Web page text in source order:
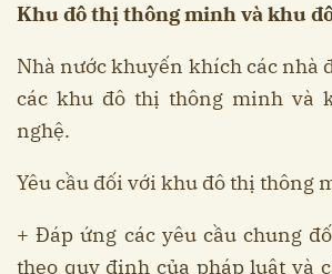
Khu đô thị thông minh và khu
Nhà nước khuyến khích các nhà
các khu đô thị thông minh và
nghệ.
Yêu cầu đối với khu đô thị thông
+ Đáp ứng các yêu cầu chung
theo quy định của pháp luật và